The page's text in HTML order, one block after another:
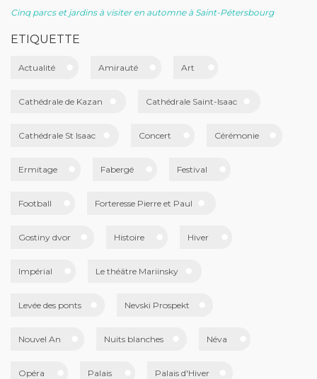
Cinq parcs et jardins à visiter en automne à Saint-Pétersbourg
ETIQUETTE
Actualité Amirauté Art
Cathédrale de Kazan Cathédrale Saint-Isaac
Cathédrale St Isaac Concert Cérémonie
Ermitage Fabergé Festival
Football Forteresse Pierre et Paul
Gostiny dvor Histoire Hiver
Impérial Le théâtre Mariinsky
Levée des ponts Nevski Prospekt
Nouvel An Nuits blanches Néva
Opéra Palais Palais d'Hiver